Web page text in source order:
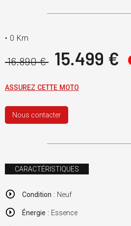
• 0 Km
16.890 € 15.499 €
ASSUREZ CETTE MOTO
Nous contacter
CARACTÉRISTIQUES
Condition : Neuf
Énergie : Essence